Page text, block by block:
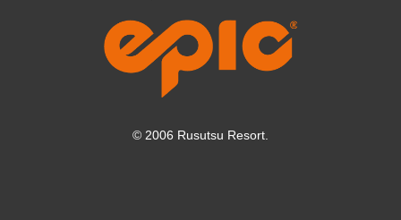
© 2006 Rusutsu Resort.